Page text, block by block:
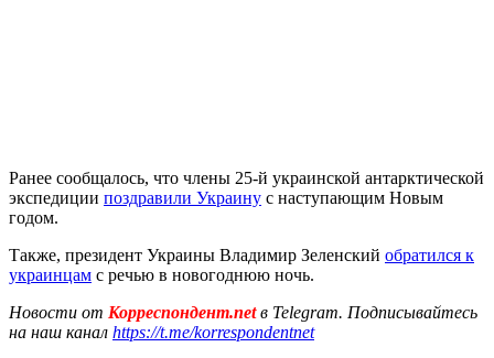
Ранее сообщалось, что члены 25-й украинской антарктической
экспедиции поздравили Украину с наступающим Новым
годом.
Также, президент Украины Владимир Зеленский обратился к
украинцам с речью в новогоднюю ночь.
Новости от Корреспондент.netв Telegram. Подписывайтесь
на наш канал https://t.me/korrespondentnet